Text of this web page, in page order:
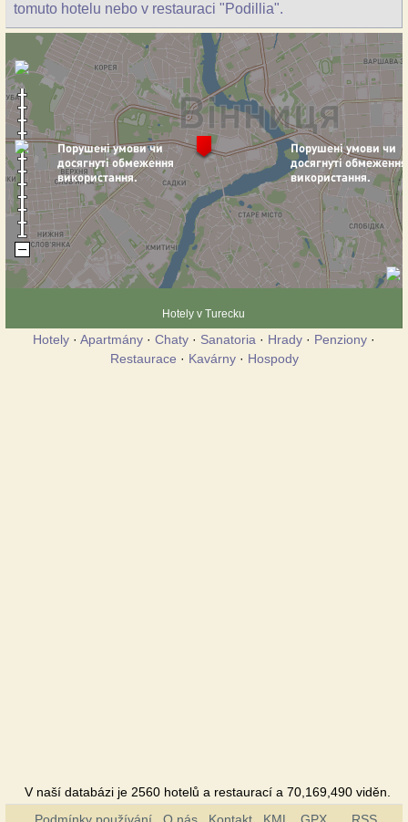
tomuto hotelu nebo v restauraci "Podillia".
Hotely v Turecku
Hotely · Apartmány · Chaty · Sanatoria · Hrady · Penziony ·
Restaurace · Kavárny· Hospody
V naší databázi je 2560 hotelů a restaurací a 70,169,490 viděn.